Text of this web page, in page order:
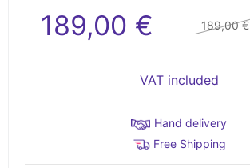
189,00 € 189,00 €
VAT included
Hand delivery
Free Shipping